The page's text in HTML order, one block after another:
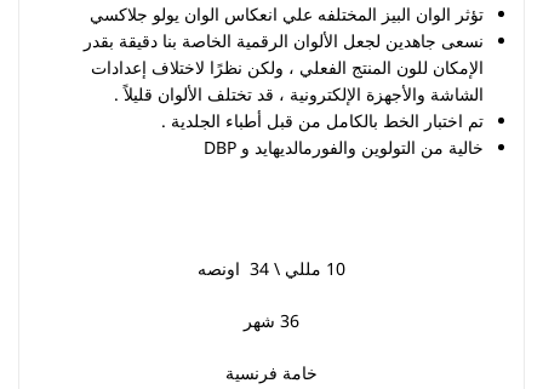
تؤثر الوان البيز المختلفه علي انعكاس الوان يولو جلاكسي
نسعى جاهدين لجعل الألوان الرقمية الخاصة بنا دقيقة بقدر
الإمكان للون المنتج الفعلي ، ولكن نظرًا لاختلاف إعدادات
الشاشة والأجهزة الإلكترونية ، قد تختلف الألوان قليلاً .
تم اختبار الخط بالكامل من قبل أطباء الجلدية .
خالية من التولوين والفورمالديهايد و DBP
10 مللي \ 34 اونصه
36 شهر
خامة فرنسية